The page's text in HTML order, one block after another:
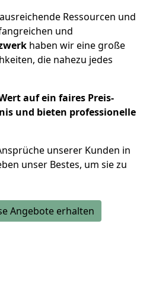
Ressourcen und
und
haben wir eine große
die nahezu jedes
auf ein faires Preis-
und bieten professionelle
unserer Kunden in
unser Bestes, um sie zu
Angebote erhalten